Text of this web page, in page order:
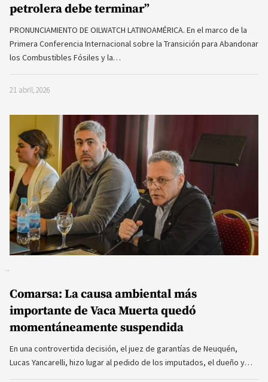
petrolera debe terminar”
PRONUNCIAMIENTO DE OILWATCH LATINOAMÉRICA. En el marco de la
Primera Conferencia Internacional sobre la Transición para Abandonar
los Combustibles Fósiles y la…
21 abril, 2026
Comarsa: La causa ambiental más
importante de Vaca Muerta quedó
momentáneamente suspendida
En una controvertida decisión, el juez de garantías de Neuquén,
Lucas Yancarelli, hizo lugar al pedido de los imputados, el dueño y…